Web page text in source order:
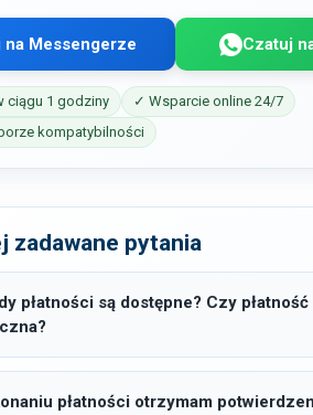
na Messengerze Czatuj
ciągu 1 godziny
✓ Wsparcie online 24/7
kompatybilności
zadawane pytania
płatności są dostępne? Czy
płatności otrzymam